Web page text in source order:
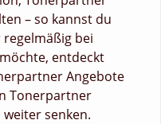
– so kannst du
bei
entdeckt
Angebote
Tonerpartner
senken.